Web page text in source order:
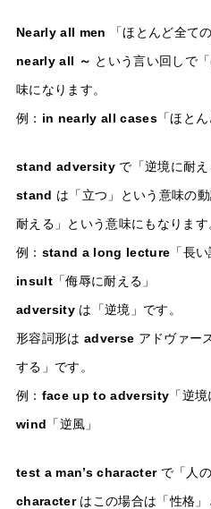
Nearly all men 「ほとんど全て
nearly all ～ という言い回しで
味になります。
例： in nearly all cases 「ほと
stand adversityで「逆境に耐え
stand は「立つ」という意味の
耐える」という意味にもなります
例： stand a long lecture 「長
insult「侮辱に耐える」
adversityは「逆境」です。
形容詞形は adverse アドヴァー
する」です。
例： face up to adversity 「逆
wind 「逆風」
test a man’s characterで「人の
character はこの場合は「性格